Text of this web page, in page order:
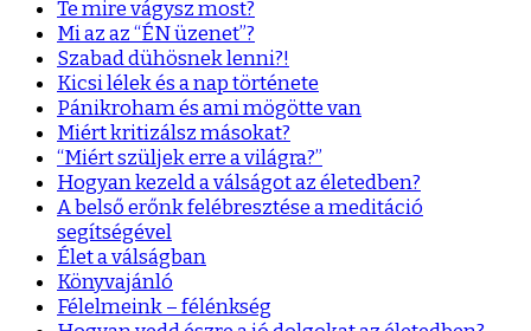
Te mire vágysz most?
Mi az az “ÉN üzenet”?
Szabad dühösnek lenni?!
Kicsi lélek és a nap története
Pánikroham és ami mögötte van
Miért kritizálsz másokat?
“Miért szüljek erre a világra?”
Hogyan kezeld a válságot az életedben?
A belső erőnk felébresztése a meditáció
segítségével
Élet a válságban
Könyvajánló
Félelmeink – félénkség